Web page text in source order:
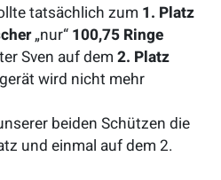
tatsächlich zum 1. Platz
„nur“ 100,75 Ringe
Sven auf dem 2. Platz
wird nicht mehr
beiden Schützen die
und einmal auf dem 2.